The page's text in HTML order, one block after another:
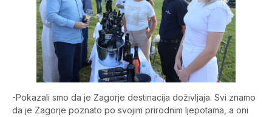
-Pokazali smo da je Zagorje destinacija doživljaja. Svi znamo
da je Zagorje poznato po svojim prirodnim ljepotama, a oni